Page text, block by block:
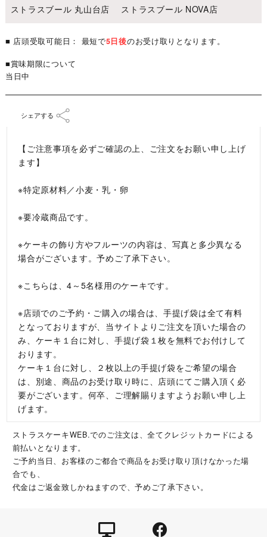
ストラスブール 丸山台店 ストラスブール NOVA店
■ 店頭受取可能日： 最短で5日後のお受け取りとなります。
■賞味期限について
当日中
シェアする
【ご注意事項を必ずご確認の上、ご注文をお願い申し上げ
ます】
※特定原材料／小麦・乳・卵
※要冷蔵商品です。
※ケーキの飾り方やフルーツの内容は、写真と多少異なる
場合がございます。予めご了承下さい。
※こちらは、4～5名様用のケーキです。
※店頭でのご予約・ご購入の場合は、手提げ袋は全て有料
となっておりますが、当サイトよりご注文を頂いた場合の
み、ケーキ１台に対し、手提げ袋１枚を無料でお付けして
おります。
ケーキ１台に対し、２枚以上の手提げ袋をご希望の場合
は、別途、商品のお受け取り時に、店頭にてご購入頂く必
要がございます。何卒、ご理解賜りますようお願い申し上
げます。
ストラスケーキWEB.でのご注文は、全てクレジットカードによる
前払いとなります。
ご予約当日、お客様のご都合で商品をお受け取り頂けなかった場
合でも、
代金はご返金致しかねますので、予めご了承下さい。